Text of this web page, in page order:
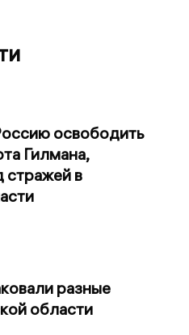
освободить
Гилмана,
стражей в
разные
области